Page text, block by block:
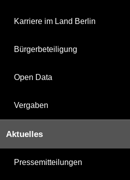
Karriere im Land Berlin
Bürgerbeteiligung
Open Data
Vergaben
Aktuelles
Pressemitteilungen